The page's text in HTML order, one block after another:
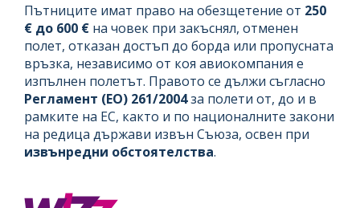
Пътниците имат право на обезщетение от 250
€ до 600 € на човек при закъснял, отменен
полет, отказан достъп до борда или пропусната
връзка, независимо от коя авиокомпания е
изпълнен полетът. Правото се дължи съгласно
Регламент (ЕО) 261/2004за полети от, до и в
рамките на ЕС, както и по националните закони
на редица държави извън Съюза, освен при
извънредни обстоятелства.